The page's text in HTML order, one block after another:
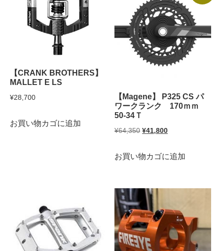
【CRANK BROTHERS】
MALLET E LS
¥28,700
お買い物カゴに追加
【Magene】 P325 CS パ
ワークランク 170ｍｍ
50-34Ｔ
¥64,350 元
価
¥64,350
で
し
た。
¥41,800現
の
¥41,800
で
す。
お買い物カゴに追加